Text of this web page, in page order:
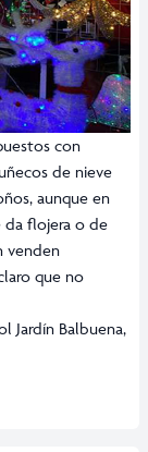
con
de nieve
aunque en
da flojera o de
venden
que no
Jardín Balbuena,